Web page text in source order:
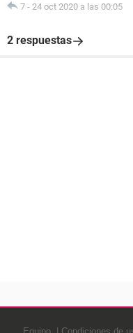
7 - 24 oct 2020 a las 00:05
2 respuestas